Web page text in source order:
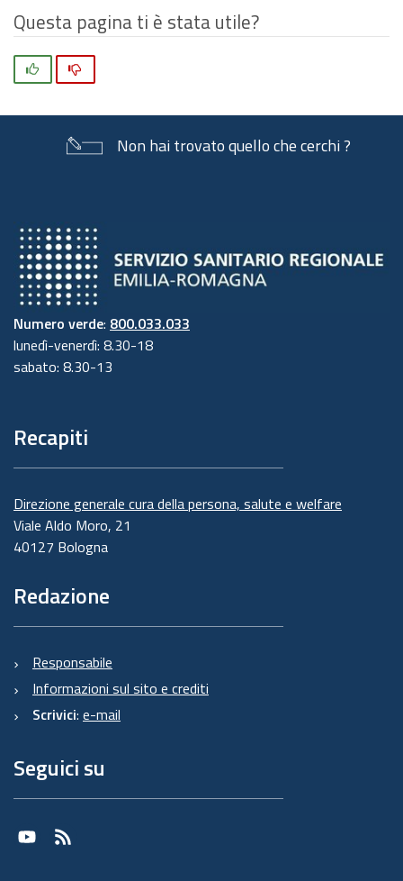
Questa pagina ti è stata utile?
Non hai trovato quello che cerchi ?
Numero verde: 800.033.033
lunedì-venerdì: 8.30-18
sabato: 8.30-13
Recapiti
Direzione generale cura della persona, salute e welfare
Viale Aldo Moro, 21
40127 Bologna
Redazione
Responsabile
Informazioni sul sito e crediti
Scrivici: e-mail
Seguici su
Youtube
RSS